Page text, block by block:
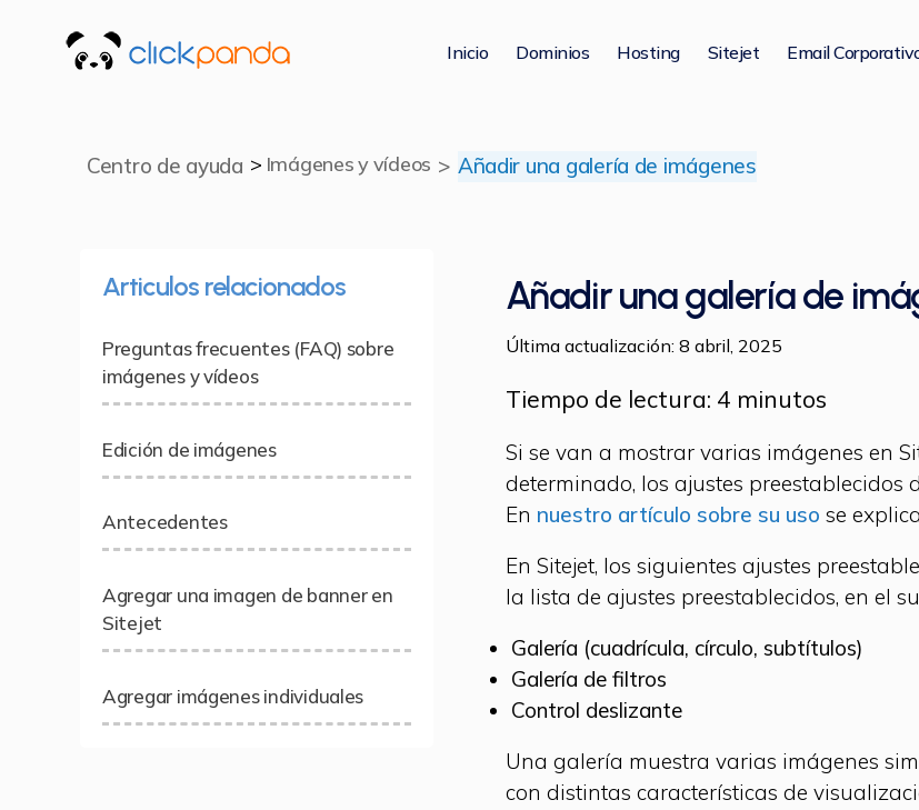
Inicio Dominios Hosting Sitejet Email
Centro de ayuda > Imágenes y vídeos > Añadir una galería de imágenes
Articulos relacionados
Preguntas frecuentes (FAQ) sobre
imágenes y vídeos
Edición de imágenes
Antecedentes
Agregar una imagen de banner en
Sitejet
Agregar imágenes individuales
Añadir una galería de
Última actualización: 8 abril, 2025
Tiempo de lectura: 4 minutos
Si se van a mostrar varias imágenes en
determinado, los ajustes preestablecidos
En nuestro artículo sobre su uso se
En Sitejet, los siguientes ajustes
la lista de ajustes preestablecidos, en el
Galería (cuadrícula, círculo, subtítulos)
Galería de filtros
Control deslizante
Una galería muestra varias imágenes
con distintas características de